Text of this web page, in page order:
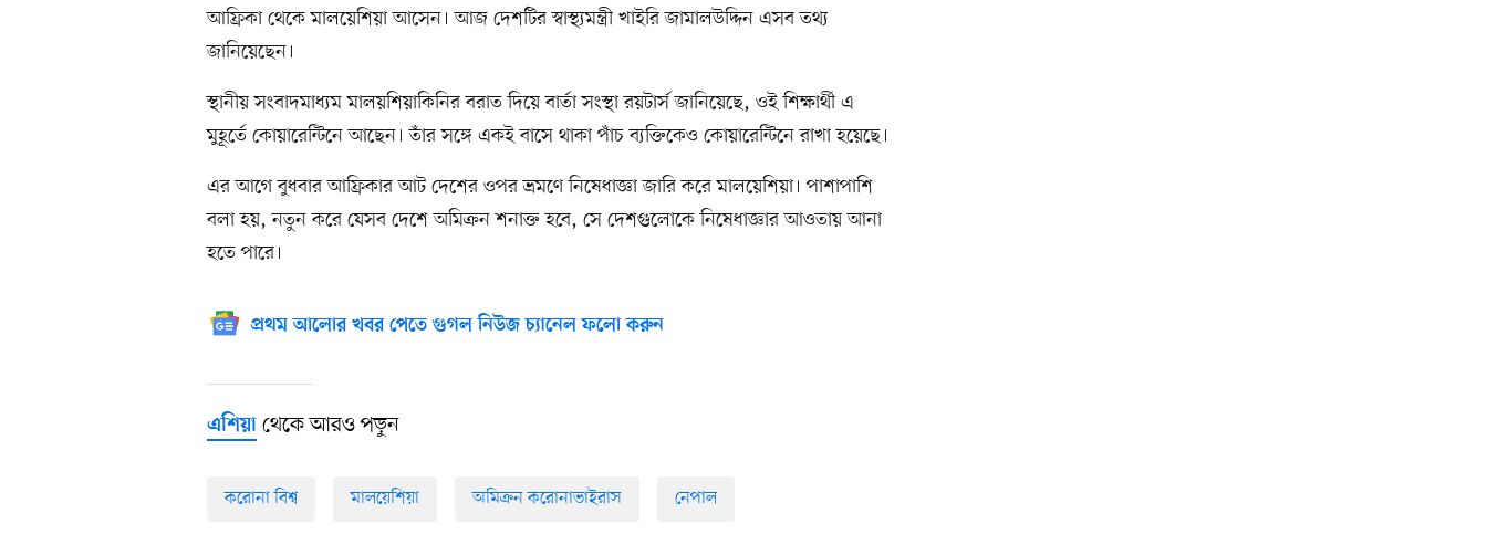
আফ্রিকা থেকে মালয়েশিয়া আসেন। আজ দেশটির স্বাস্থ্যমন্ত্রী খাইরি জামালউদ্দিন এসব তথ্য
জানিয়েছেন।
স্থানীয় সংবাদমাধ্যম মালয়শিয়াকিনির বরাত দিয়ে বার্তা সংস্থা রয়টার্স জানিয়েছে, ওই শিক্ষার্থী এ
মুহূর্তে কোয়ারেন্টিনে আছেন। তাঁর সঙ্গে একই বাসে থাকা পাঁচ ব্যক্তিকেও কোয়ারেন্টিনে রাখা হয়েছে।
এর আগে বুধবার আফ্রিকার আট দেশের ওপর ভ্রমণে নিষেধাজ্ঞা জারি করে মালয়েশিয়া। পাশাপাশি
বলা হয়, নতুন করে যেসব দেশে অমিক্রন শনাক্ত হবে, সে দেশগুলোকে নিষেধাজ্ঞার আওতায় আনা
হতে পারে।
প্রথম আলোর খবর পেতে গুগল নিউজ চ্যানেল ফলো করুন
এশিয়া থেকে আরও পড়ুন
করোনা বিশ্ব মালয়েশিয়া অমিক্রন করোনাভাইরাস নেপাল